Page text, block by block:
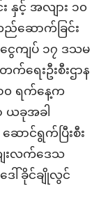
နှင့် အလျား ၁၀
ည်ဆောက်ခြင်း
ငွေကျပ် ၁၇ ဒသမ
ရေးဦးစီးဌာန
၀ ရက်နေ့က
ခုအခါ
ောင်ရွက်ပြီးစီး
ေးလက်ဒေသ
ဒေါ်ခိုင်ချိုလွင်